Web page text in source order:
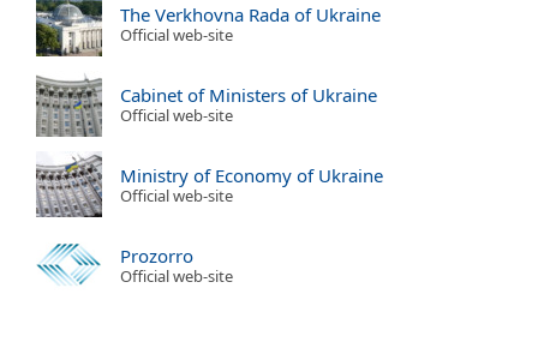
The Verkhovna Rada of Ukraine
Official web-site
Cabinet of Ministers of Ukraine
Official web-site
Ministry of Economy of Ukraine
Official web-site
Prozorro
Official web-site